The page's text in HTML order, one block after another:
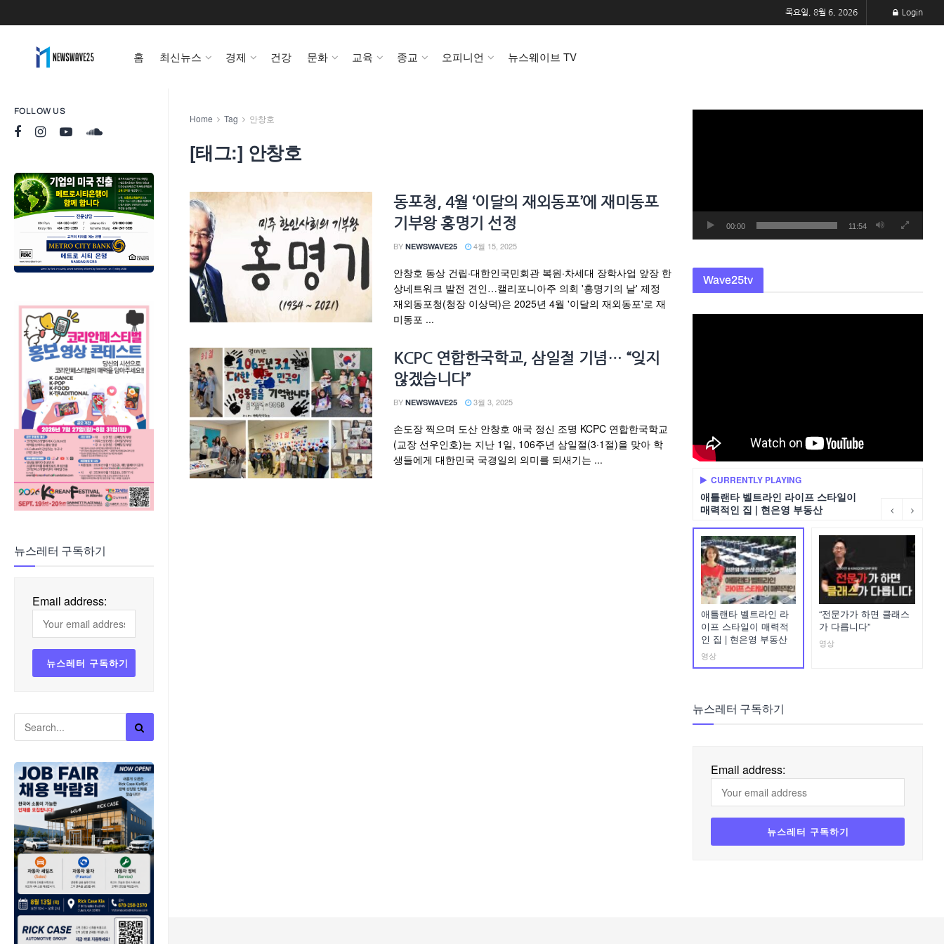
FOLLOW US
뉴스레터 구독하기
Email address:
목요일, 8월 6, 2026 Login
홈 최신뉴스 경제 건강 문화 교육 종교 오피니언 뉴스웨이브 TV
Home Tag 안창호
[태그:] 안창호
동포청, 4월 ‘이달의 재외동포’에 재미동포
기부왕 홍명기 선정
BY NEWSWAVE25 4월 15, 2025
안창호 동상 건립·대한인국민회관 복원·차세대 장학사업 앞장 한
상네트워크 발전 견인…캘리포니아주 의회 '홍명기의 날' 제정
재외동포청(청장 이상덕)은 2025년 4월 '이달의 재외동포'로 재
미동포 ...
KCPC 연합한국학교, 삼일절 기념… “잊지
않겠습니다”
BY NEWSWAVE25 3월 3, 2025
손도장 찍으며 도산 안창호 애국 정신 조명 KCPC 연합한국학교
(교장 선우인호)는 지난 1일, 106주년 삼일절(3·1절)을 맞아 학
생들에게 대한민국 국경일의 의미를 되새기는 ...
00:00 11:54
Wave25tv
CURRENTLY PLAYING
애틀랜타 벨트라인 라이프 스타일이
매력적인 집 | 현은영 부동산
애틀랜타 벨트라인 라
이프 스타일이 매력적
인 집 | 현은영 부동산
영상
“전문가가 하면 클래스
가 다릅니다”
영상
뉴스레터 구독하기
Email address: